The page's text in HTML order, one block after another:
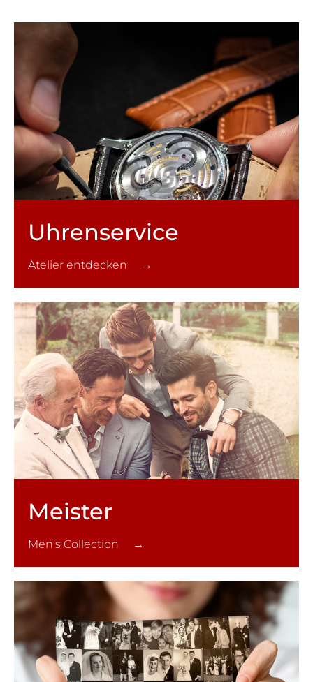
Uhren­service
Atelier entdecken →
Meister
Men’s Collection →